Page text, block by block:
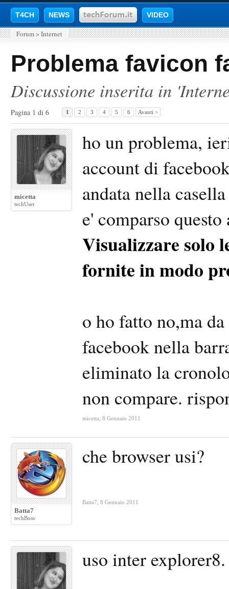
T4CH NEWS VIDEO
Forum > Internet
Problema favicon
Discussione inserita in '
Pagina 1 di 6 1 2 3 4 5 6 Avanti >
micetta
techUser
ho un problema,
account di
andata nella
e' comparso
Visualizzare solo
fornite in modo
o ho fatto no,ma
facebook nella
eliminato la
non compare.
micetta 8 Gennaio 2011
Batta7
techBoss
che browser usi?
Batta7 8 Gennaio 2011
uso inter